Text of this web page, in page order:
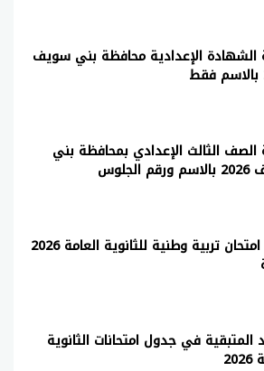
الشهادة الإعدادية محافظة بني سويف
الصف الثالث الإعدادي بمحافظة بني
الجلوس
ورقة امتحان تربية وطنية للثانوية العامة 2026
المتبقية في جدول امتحانات الثانوية